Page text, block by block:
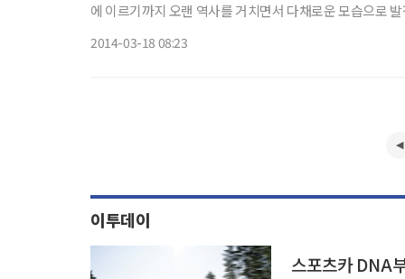
에 이르기까지 오랜 역사를 거치면서 다채로운 모습으로
2014-03-18 08:23
이투데이
스포츠카 DNA